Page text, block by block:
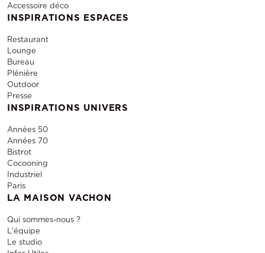
Accessoire déco
INSPIRATIONS ESPACES
Restaurant
Lounge
Bureau
Plénière
Outdoor
Presse
INSPIRATIONS UNIVERS
Années 50
Années 70
Bistrot
Cocooning
Industriel
Paris
LA MAISON VACHON
Qui sommes-nous ?
L'équipe
Le studio